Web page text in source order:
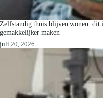
Zelfstandig thuis blijven wonen: dit
gemakkelijker maken
juli 20, 2026